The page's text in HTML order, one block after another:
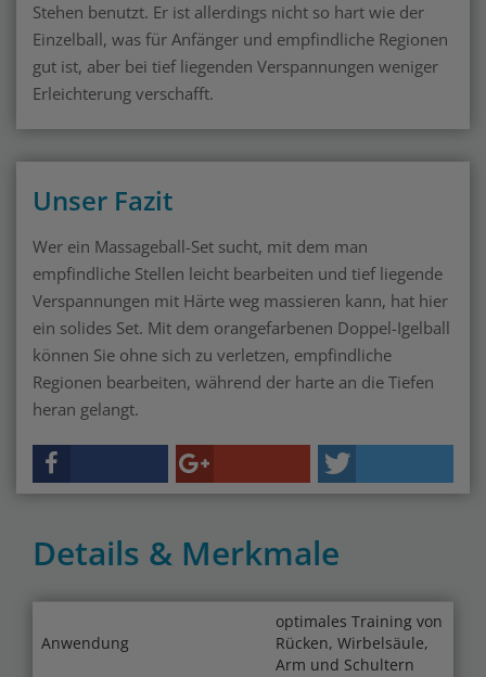
Stehen benutzt. Er ist allerdings nicht so hart wie der
Einzelball, was für Anfänger und empfindliche Regionen
gut ist, aber bei tief liegenden Verspannungen weniger
Erleichterung verschafft.
Unser Fazit
Wer ein Massageball-Set sucht, mit dem man
empfindliche Stellen leicht bearbeiten und tief liegende
Verspannungen mit Härte weg massieren kann, hat hier
ein solides Set. Mit dem orangefarbenen Doppel-Igelball
können Sie ohne sich zu verletzen, empfindliche
Regionen bearbeiten, während der harte an die Tiefen
heran gelangt.
Details & Merkmale
Anwendung
optimales Training von
Rücken, Wirbelsäule,
Arm und Schultern